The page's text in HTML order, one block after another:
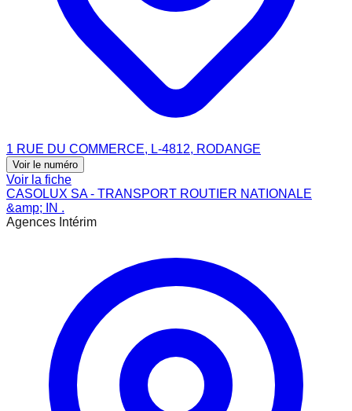
1 RUE DU COMMERCE, L-4812, RODANGE
Voir le numéro
Voir la fiche
CASOLUX SA - TRANSPORT ROUTIER NATIONALE
&amp; IN .
Agences Intérim